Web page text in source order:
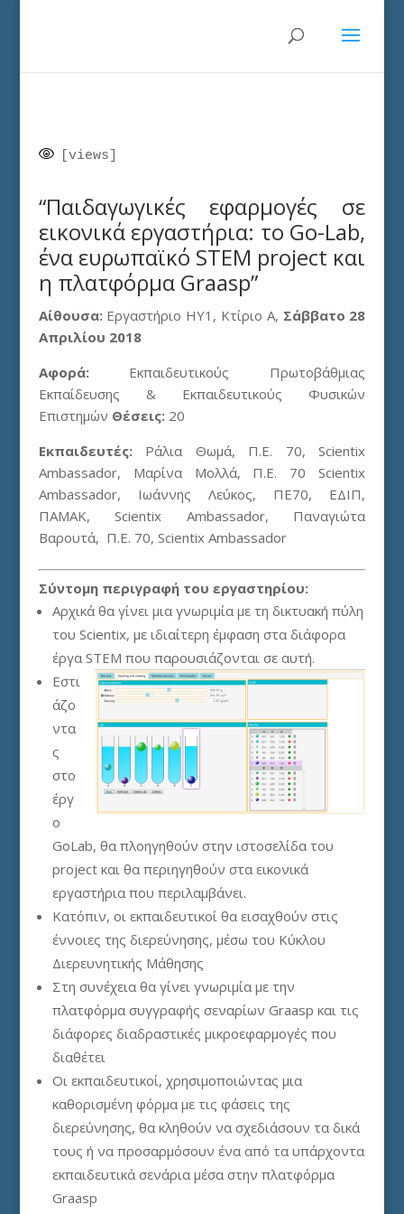
[views]
“Παιδαγωγικές εφαρμογές σε
εικονικά εργαστήρια: το Go-Lab,
ένα ευρωπαϊκό STEM project και
η πλατφόρμα Graasp”
Αίθουσα:Εργαστήριο ΗΥ1, Κτίριο Α, Σάββατο 28
Απριλίου 2018
Αφορά:Εκπαιδευτικούς Πρωτοβάθμιας
Εκπαίδευσης & Εκπαιδευτικούς Φυσικών
Επιστημών Θέσεις:20
Εκπαιδευτές: Ράλια Θωμά, Π.Ε. 70, Scientix
Ambassador, Μαρίνα Μολλά, Π.Ε. 70 Scientix
Ambassador, Ιωάννης Λεύκος, ΠΕ70, ΕΔΙΠ,
ΠΑΜΑΚ, Scientix Ambassador, Παναγιώτα
Βαρουτά, Π.Ε. 70, Scientix Ambassador
Σύντομη περιγραφή του εργαστηρίου:
Αρχικά θα γίνει μια γνωριμία με τη δικτυακή πύλη
του Scientix, με ιδιαίτερη έμφαση στα διάφορα
έργα STEM που παρουσιάζονται σε αυτή.
Εστι
άζο
ντα
ς
στο
έργ
ο
GoLab, θα πλοηγηθούν στην ιστοσελίδα του
project και θα περιηγηθούν στα εικονικά
εργαστήρια που περιλαμβάνει.
Κατόπιν, οι εκπαιδευτικοί θα εισαχθούν στις
έννοιες της διερεύνησης, μέσω του Κύκλου
Διερευνητικής Μάθησης
Στη συνέχεια θα γίνει γνωριμία με την
πλατφόρμα συγγραφής σεναρίων Graasp και τις
διάφορες διαδραστικές μικροεφαρμογές που
διαθέτει
Οι εκπαιδευτικοί, χρησιμοποιώντας μια
καθορισμένη φόρμα με τις φάσεις της
διερεύνησης, θα κληθούν να σχεδιάσουν τα δικά
τους ή να προσαρμόσουν ένα από τα υπάρχοντα
εκπαιδευτικά σενάρια μέσα στην πλατφόρμα
Graasp